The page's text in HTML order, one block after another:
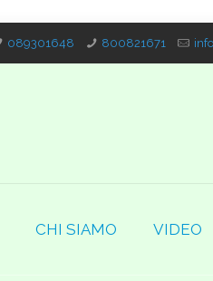
089301648 800821671
CHI SIAMO VIDEO